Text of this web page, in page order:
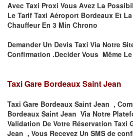
Avec Taxi Proxi Vous Avez La
Le Tarif Taxi Aéroport Bordeaux Et La
Chauffeur En 3 Min Chrono
Demander Un Devis Taxi Via Notre
Confirmation .Decider Vous Même
Taxi Gare Bordeaux Saint Jean
Taxi Gare Bordeaux Saint Jean ,
Bordeaux Saint Jean Via Notre
Validation De Votre Réservation Taxi
Jean , Vous Recevez Un SMS de